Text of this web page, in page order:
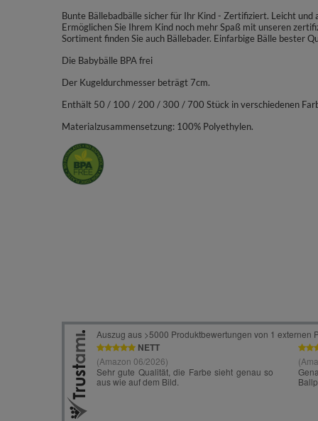
Bunte Bällebadbälle sicher für Ihr Kind - Zertifiziert. Leicht
Ermöglichen Sie Ihrem Kind noch mehr Spaß mit unseren
Sortiment finden Sie auch Bällebader. Einfarbige Bälle bester
Die Babybälle BPA frei
Der Kugeldurchmesser beträgt 7cm.
Enthält 50 / 100 / 200 / 300 / 700 Stück in verschiedenen
Materialzusammensetzung: 100% Polyethylen.